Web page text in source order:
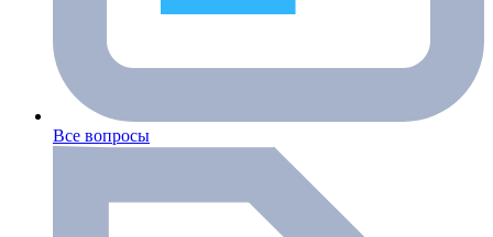
Все вопросы